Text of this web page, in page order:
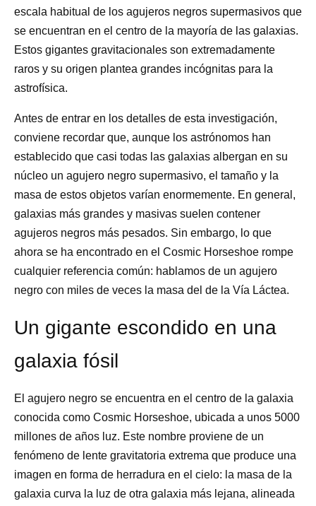
escala habitual de los agujeros negros supermasivos que
se encuentran en el centro de la mayoría de las galaxias.
Estos gigantes gravitacionales son extremadamente
raros y su origen plantea grandes incógnitas para la
astrofísica.
Antes de entrar en los detalles de esta investigación,
conviene recordar que, aunque los astrónomos han
establecido que casi todas las galaxias albergan en su
núcleo un agujero negro supermasivo, el tamaño y la
masa de estos objetos varían enormemente. En general,
galaxias más grandes y masivas suelen contener
agujeros negros más pesados. Sin embargo, lo que
ahora se ha encontrado en el Cosmic Horseshoe rompe
cualquier referencia común: hablamos de un agujero
negro con miles de veces la masa del de la Vía Láctea.
Un gigante escondido en una
galaxia fósil
El agujero negro se encuentra en el centro de la galaxia
conocida como Cosmic Horseshoe, ubicada a unos 5000
millones de años luz. Este nombre proviene de un
fenómeno de lente gravitatoria extrema que produce una
imagen en forma de herradura en el cielo: la masa de la
galaxia curva la luz de otra galaxia más lejana, alineada